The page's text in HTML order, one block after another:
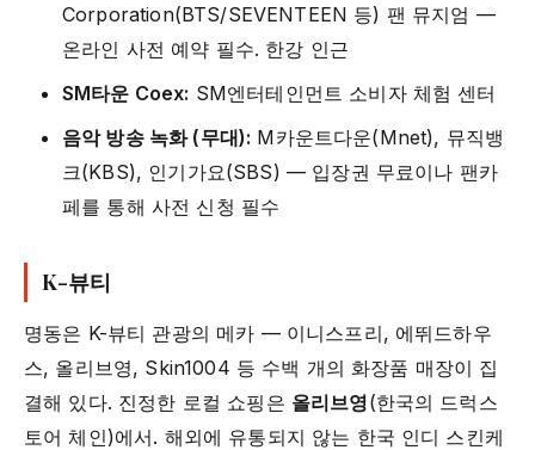
Corporation(BTS/SEVENTEEN 등) 팬 뮤지엄 —
온라인 사전 예약 필수. 한강 인근
SM타운 Coex: SM엔터테인먼트 소비자 체험 센터
음악 방송 녹화 (무대): M카운트다운(Mnet), 뮤직뱅
크(KBS), 인기가요(SBS) — 입장권 무료이나 팬카
페를 통해 사전 신청 필수
K-뷰티
명동은 K-뷰티 관광의 메카 — 이니스프리, 에뛰드하우
스, 올리브영, Skin1004 등 수백 개의 화장품 매장이 집
결해 있다. 진정한 로컬 쇼핑은 올리브영(한국의 드럭스
토어 체인)에서. 해외에 유통되지 않는 한국 인디 스킨케